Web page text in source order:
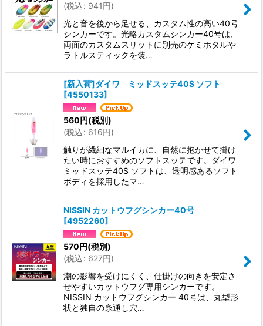
(税込: 941円)
光と音を後から足せる、カスタム性の高い40号
シンカーです。光略カスタムシンカー40号は、
両面のカスタムスリットに別売のケミホタルや
ラトルスティックを装…
[新入荷]ダイワ ミッドスッテ40S ソフト
[4550133]
560円(税別)
(税込: 616円)
触りが繊細なマルイカに、自然に抱かせて掛け
たい時におすすめのソフトスッテです。ダイワ
ミッドスッテ40S ソフトは、透明感あるソフト
ボディを採用したマ…
NISSIN カットウフグシンカー40号
[4952260]
570円(税別)
(税込: 627円)
潮の影響を受けにくく、仕掛けの向きを安定さ
せやすいカットウフグ専用シンカーです。
NISSIN カットウフグシンカー 40号は、丸型形
状と独自の糸通し穴…